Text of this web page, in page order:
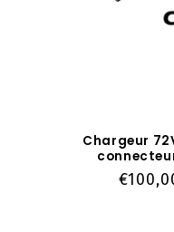
Chargeur
Prix